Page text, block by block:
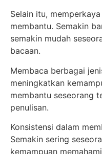
Selain itu,
membantu. Semakin
semakin mudah
bacaan.
Membaca berbagai
meningkatkan
membantu seseorang
penulisan.
Konsistensi dalam
Semakin sering
kemampuan